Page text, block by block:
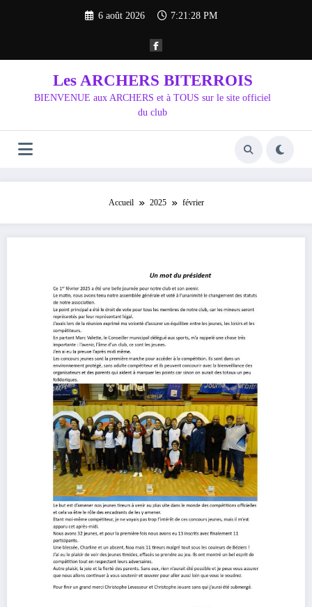
6 août 2026 7:21:29 PM
Les ARCHERS BITERROIS
BIENVENUE aux ARCHERS et à TOUS sur le site officiel
du club
Accueil 2025 février